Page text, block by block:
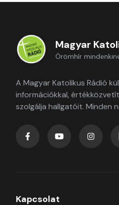
Magyar
Örömhír
A Magyar Katolikus Rádió
információkkal,
szolgálja hallgatóit. Minden
Kapcsolat